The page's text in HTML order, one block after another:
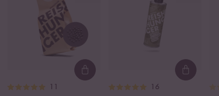
Loading...
11 16